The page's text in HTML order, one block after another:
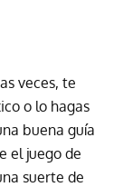
veces, te
o lo hagas
buena guía
el juego de
suerte de